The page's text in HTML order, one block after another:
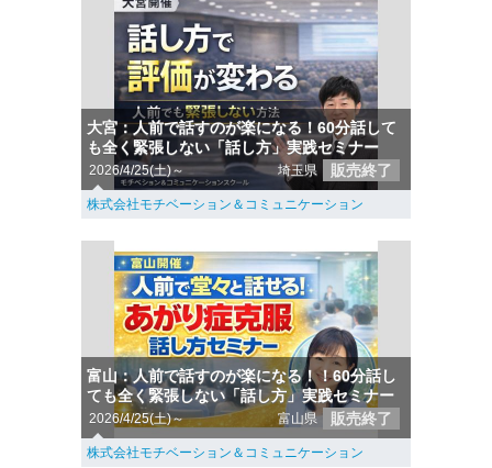
大宮：人前で話すのが楽になる！60分話して
も全く緊張しない「話し方」実践セミナー
2026/4/25(土)～ 埼玉県 販売終了
株式会社モチベーション＆コミュニケーション
富山：人前で話すのが楽になる！！60分話し
ても全く緊張しない「話し方」実践セミナー
2026/4/25(土)～ 富山県 販売終了
株式会社モチベーション＆コミュニケーション